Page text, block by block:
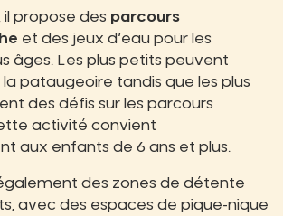
il propose des parcours
et des jeux d’eau pour les
âges. Les plus petits peuvent
la pataugeoire tandis que les plus
des défis sur les parcours
activité convient
aux enfants de 6 ans et plus.
des zones de détente
avec des espaces de pique-nique